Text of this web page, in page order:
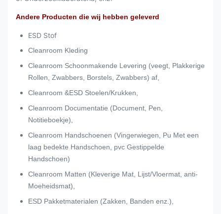
Andere Producten die wij hebben geleverd
ESD Stof
Cleanroom Kleding
Cleanroom Schoonmakende Levering (veegt, Plakkerige
Rollen, Zwabbers, Borstels, Zwabbers) af,
Cleanroom &ESD Stoelen/Krukken,
Cleanroom Documentatie (Document, Pen,
Notitieboekje),
Cleanroom Handschoenen (Vingerwiegen, Pu Met een
laag bedekte Handschoen, pvc Gestippelde
Handschoen)
Cleanroom Matten (Kleverige Mat, Lijst/Vloermat, anti-
Moeheidsmat),
ESD Pakketmaterialen (Zakken, Banden enz.),